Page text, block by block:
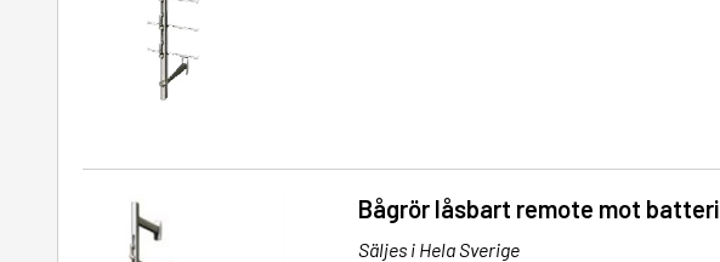
Bågrör låsbart remote mot batteri
Säljes i Hela Sverige